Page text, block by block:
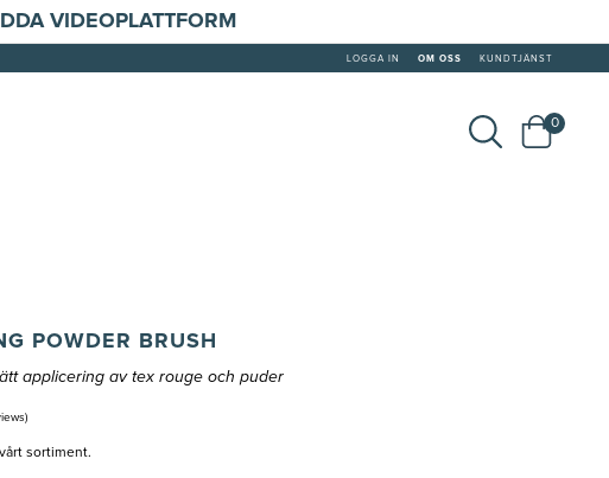
VIDEOPLATTFORM
LOGGA IN OM OSS KUNDTJÄNST
0
POWDER BRUSH
applicering av tex rouge och puder
sortiment.